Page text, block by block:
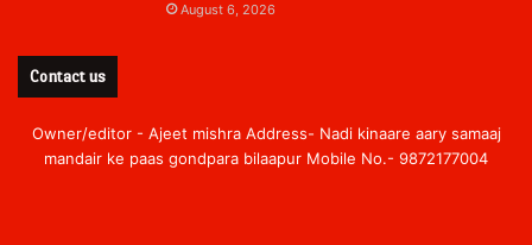
August 6, 2026
Contact us
Owner/editor - Ajeet mishra Address- Nadi kinaare aary samaaj
mandair ke paas gondpara bilaapur Mobile No.- 9872177004